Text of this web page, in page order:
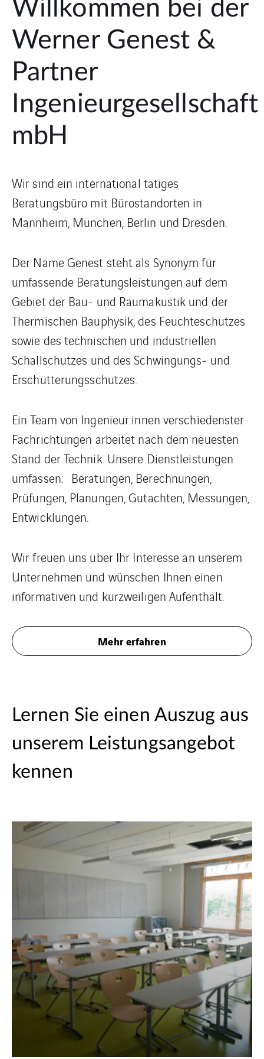
Werner Genest &
Partner
Ingenieurgesellschaft
mbH
Beratungsbüro mit Bürostandorten in
Mannheim, München, Berlin und Dresden.
umfassende Beratungsleistungen auf dem
Gebiet der Bau- und Raumakustik und der
Thermischen Bauphysik, des Feuchteschutzes
sowie des technischen und industriellen
Schallschutzes und des Schwingungs- und
Erschütterungsschutzes.
Fachrichtungen arbeitet nach dem neuesten
Stand der Technik. Unsere Dienstleistungen
umfassen: Beratungen, Berechnungen,
Prüfungen, Planungen, Gutachten, Messungen,
Entwicklungen.
Unternehmen und wünschen Ihnen einen
informativen und kurzweiligen Aufenthalt.
Mehr erfahren
Lernen Sie einen Auszug aus
unserem Leistungsangebot
kennen